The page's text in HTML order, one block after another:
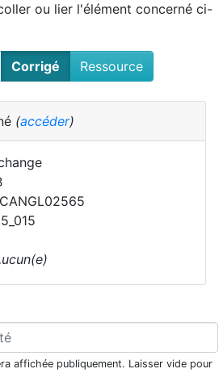
ou lier l'élément concerné ci-
Corrigé Ressource
(accéder)
affichée publiquement. Laisser vide pour